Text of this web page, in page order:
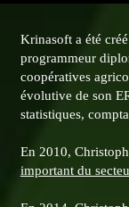
Krinasoft a été
programmeur
coopératives
évolutive de son
statistiques,
En 2010,
important du